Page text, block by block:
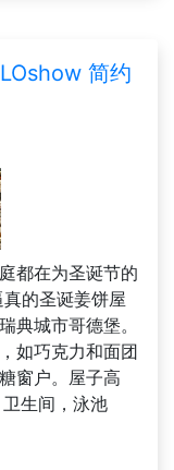
简约
都在为圣诞节的
的圣诞姜饼屋
典城市哥德堡。
如巧克力和面团
窗户。屋子高
生间，泳池